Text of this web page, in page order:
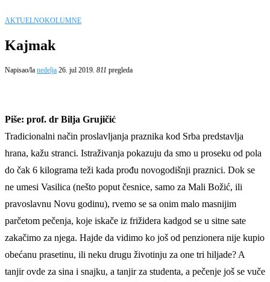
AKTUELNOKOLUMNE
Kajmak
Napisao/la nedelja 26. jul 2019. 811 pregleda
Piše: prof. dr Bilja Grujičić
Tradicionalni način proslavljanja praznika kod Srba predstavlja
hrana, kažu stranci. Istraživanja pokazuju da smo u proseku od pola
do čak 6 kilograma teži kada prođu novogodišnji praznici. Dok se
ne umesi Vasilica (nešto poput česnice, samo za Mali Božić, ili
pravoslavnu Novu godinu), rvemo se sa onim malo masnijim
parčetom pečenja, koje iskače iz frižidera kadgod se u sitne sate
zakačimo za njega. Hajde da vidimo ko još od penzionera nije kupio
obećanu prasetinu, ili neku drugu životinju za one tri hiljade? A
tanjir ovde za sina i snajku, a tanjir za studenta, a pečenje još se vuče